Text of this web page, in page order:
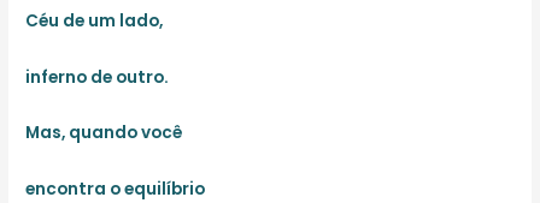
Céu de um lado,
inferno de outro.
Mas, quando você
encontra o equilíbrio